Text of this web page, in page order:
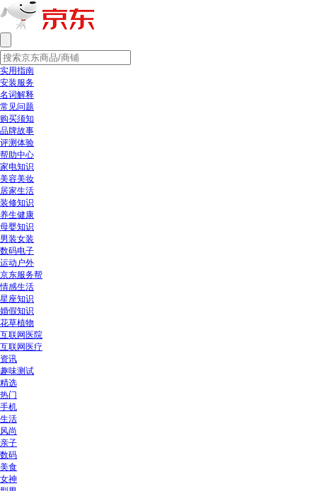
实用指南
安装服务
名词解释
常见问题
购买须知
品牌故事
评测体验
帮助中心
家电知识
美容美妆
居家生活
装修知识
养生健康
母婴知识
男装女装
数码电子
运动户外
京东服务帮
情感生活
星座知识
婚假知识
花草植物
互联网医院
互联网医疗
资讯
趣味测试
精选
热门
手机
生活
风尚
亲子
数码
美食
女神